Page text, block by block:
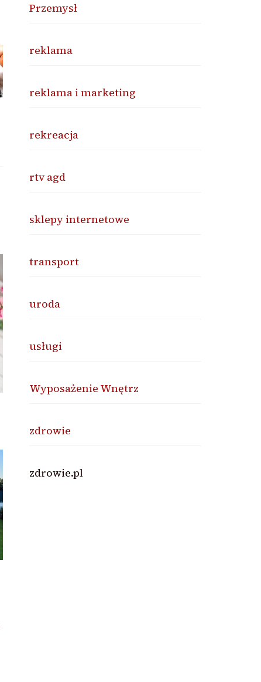
Przemysł
reklama
reklama i marketing
rekreacja
rtv agd
sklepy internetowe
transport
uroda
usługi
Wyposażenie Wnętrz
zdrowie
zdrowie.pl